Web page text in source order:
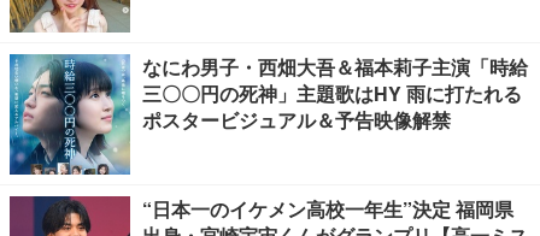
なにわ男子・西畑大吾＆福本莉子主演「時給
三〇〇円の死神」主題歌はHY 雨に打たれる
ポスタービジュアル＆予告映像解禁
“日本一のイケメン高校一年生”決定 福岡県